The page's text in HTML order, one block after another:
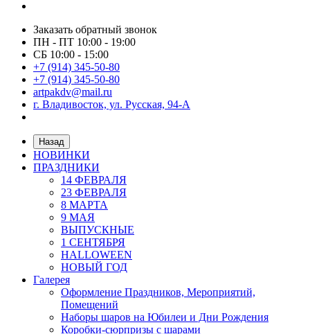
Заказать обратный звонок
ПН - ПТ 10:00 - 19:00
СБ 10:00 - 15:00
+7 (914) 345-50-80
+7 (914) 345-50-80
artpakdv@mail.ru
г. Владивосток, ул. Русская, 94-А
Назад
НОВИНКИ
ПРАЗДНИКИ
14 ФЕВРАЛЯ
23 ФЕВРАЛЯ
8 МАРТА
9 МАЯ
ВЫПУСКНЫЕ
1 СЕНТЯБРЯ
HALLOWEEN
НОВЫЙ ГОД
Галерея
Оформление Праздников, Мероприятий,
Помещений
Наборы шаров на Юбилеи и Дни Рождения
Коробки-сюрпризы с шарами